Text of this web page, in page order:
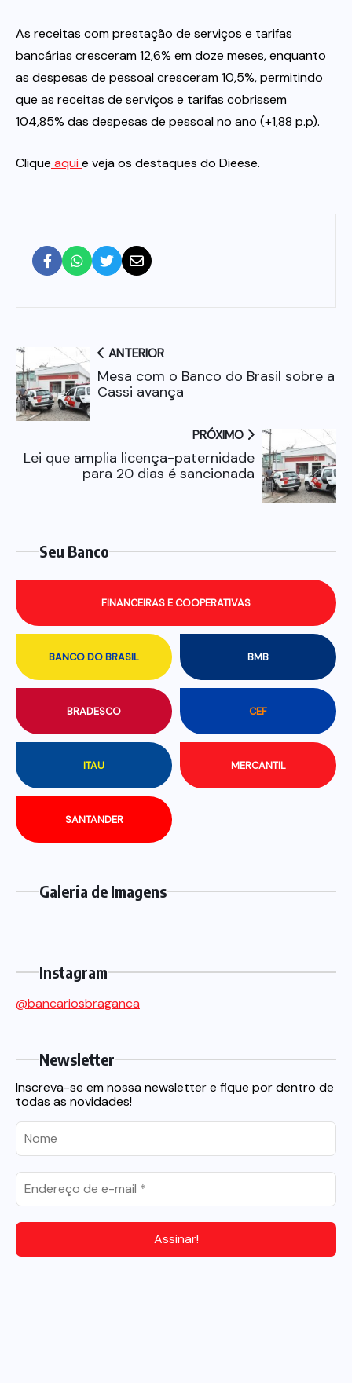
As receitas com prestação de serviços e tarifas
bancárias cresceram 12,6% em doze meses, enquanto
as despesas de pessoal cresceram 10,5%, permitindo
que as receitas de serviços e tarifas cobrissem
104,85% das despesas de pessoal no ano (+1,88 p.p).
Clique aqui e veja os destaques do Dieese.
ANTERIOR
Mesa com o Banco do Brasil sobre a
Cassi avança
PRÓXIMO
Lei que amplia licença-paternidade
para 20 dias é sancionada
Seu Banco
BANCO DO BRASIL BMB
BRADESCO CEF
FINANCEIRAS E COOPERATIVAS
ITAU MERCANTIL
SANTANDER
Galeria de Imagens
Instagram
@bancariosbraganca
Newsletter
Inscreva-se em nossa newsletter e fique por dentro de
todas as novidades!